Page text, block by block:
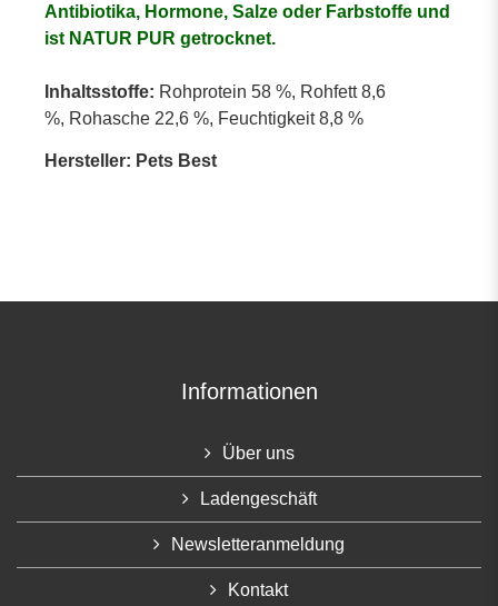
Antibiotika, Hormone, Salze oder Farbstoffe und
ist NATUR PUR getrocknet.
Inhaltsstoffe: Rohprotein 58 %, Rohfett 8,6
%, Rohasche 22,6 %, Feuchtigkeit 8,8 %
Hersteller: Pets Best
Informationen
Über uns
Ladengeschäft
Newsletteranmeldung
Kontakt